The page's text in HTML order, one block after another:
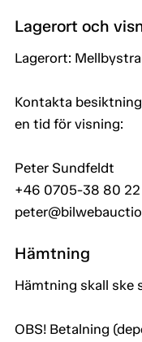
Lagerort och
Lagerort:
Kontakta
en tid för visning:
Peter Sundfeldt
+46 0705-38 80 22
Hämtning
Hämtning skall
OBS! Betalning